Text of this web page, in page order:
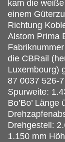
kam die
einem
Richtung
Alstom Prima
die CBRail
Luxembourg)
87 0037 526-
Spurweite:
Bo’Bo’
Drehgestell:
1.150 mm